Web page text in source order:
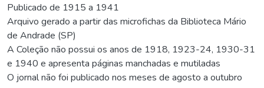
Publicado de 1915 a 1941
Arquivo gerado a partir das microfichas da Biblioteca Mário
de Andrade (SP)
A Coleção não possui os anos de 1918, 1923-24, 1930-31
e 1940 e apresenta páginas manchadas e mutiladas
O jornal não foi publicado nos meses de agosto a outubro